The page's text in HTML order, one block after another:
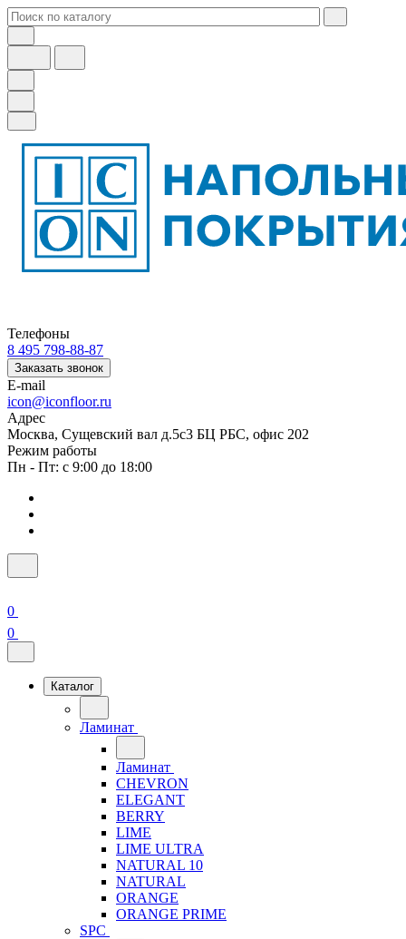
Телефоны
8 495 798-88-87
Заказать звонок
E-mail
icon@iconfloor.ru
Адрес
Москва, Сущевский вал д.5с3 БЦ РБС, офис 202
Режим работы
Пн - Пт: с 9:00 до 18:00
0
0
Каталог
Ламинат
Ламинат
CHEVRON
ELEGANT
BERRY
LIME
LIME ULTRA
NATURAL 10
NATURAL
ORANGE
ORANGE PRIME
SPC